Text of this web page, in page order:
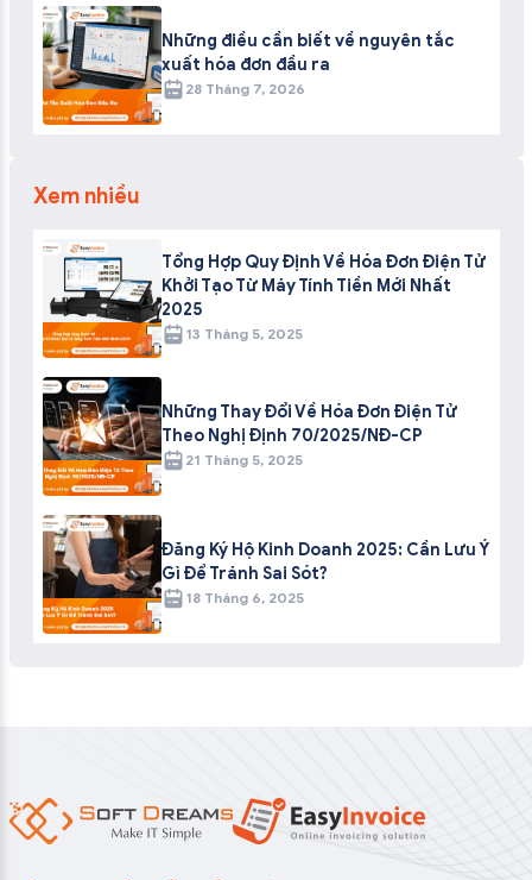
Những điều cần biết về nguyên tắc
xuất hóa đơn đầu ra
28 Tháng 7, 2026
Xem nhiều
Tổng Hợp Quy Định Về Hóa Đơn Điện Tử
Khởi Tạo Từ Máy Tính Tiền Mới Nhất
2025
13 Tháng 5, 2025
Những Thay Đổi Về Hóa Đơn Điện Tử
Theo Nghị Định 70/2025/NĐ-CP
21 Tháng 5, 2025
Đăng Ký Hộ Kinh Doanh 2025: Cần Lưu Ý
Gì Để Tránh Sai Sót?
18 Tháng 6, 2025